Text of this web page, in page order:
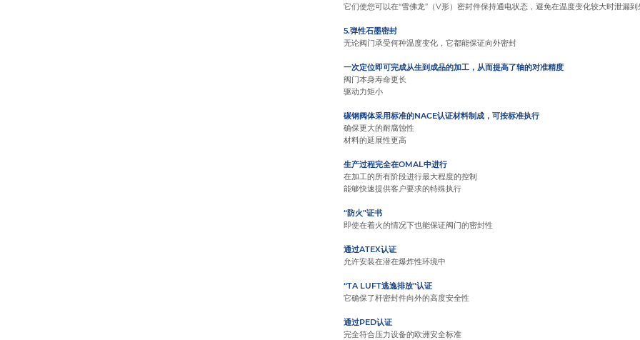
它们使您可以在“雪佛龙”（V形）密封件保持通电状态，避免在温度变化较大时泄漏到
5.弹性石墨密封
无论阀门承受何种温度变化，它都能保证向外密封
一次定位即可完成从生到成品的加工，从而提高了轴的对准精度
阀门本身寿命更长
驱动力矩小
碳钢阀体采用标准的NACE认证材料制成，可按标准执行
确保更大的耐腐蚀性
材料的延展性更高
生产过程完全在OMAL中进行
在加工的所有阶段进行最大程度的控制
能够快速提供客户要求的特殊执行
“防火”证书
即使在着火的情况下也能保证阀门的密封性
通过ATEX认证
允许安装在潜在爆炸性环境中
“TA LUFT逃逸排放”认证
它确保了杆密封件向外的高度安全性
通过PED认证
完全符合压力设备的欧洲安全标准